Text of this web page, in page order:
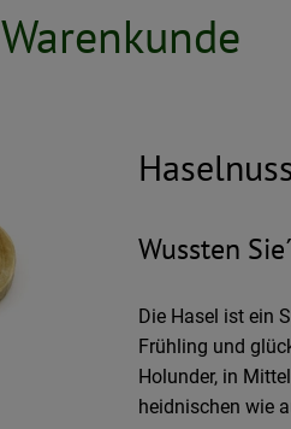
Warenkunde
Wussten
Die Hasel ist ein
Frühling und
Holunder, in
heidnischen wie